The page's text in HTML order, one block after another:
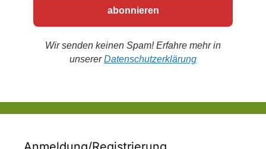
Wir senden keinen Spam! Erfahre mehr in
unsererDatenschutzerklärung